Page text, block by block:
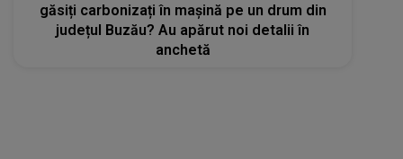
găsiți carbonizați în mașină pe un drum din
județul Buzău? Au apărut noi detalii în
anchetă